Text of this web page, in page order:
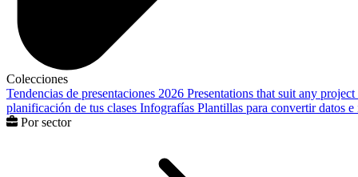
Colecciones
Tendencias de presentaciones 2026 Presentations that suit any project
planificación de tus clases Infografías Plantillas para convertir datos
Por sector